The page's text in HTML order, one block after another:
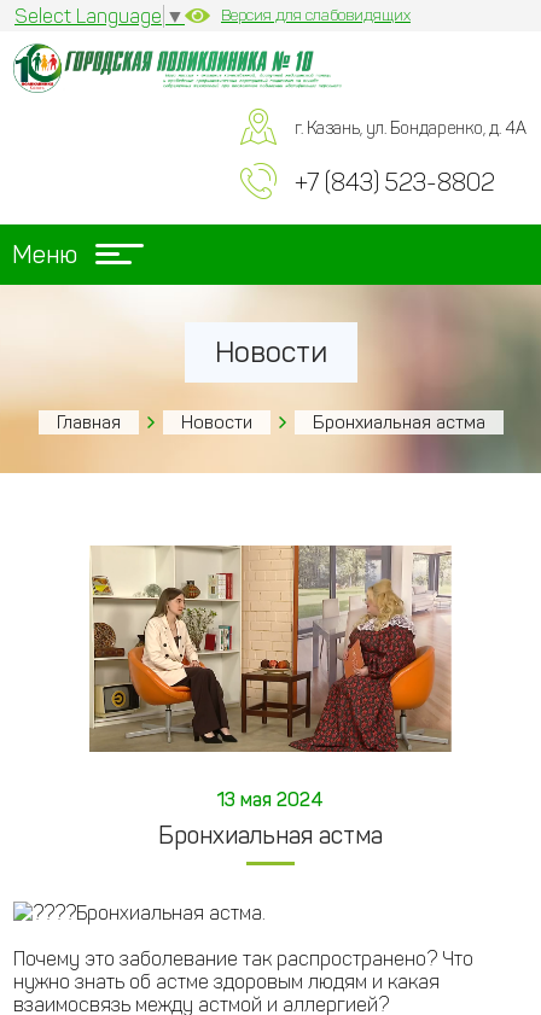
Select Language ▼ Версия для слабовидящих
г. Казань, ул. Бондаренко, д. 4А
+7 (843) 523-8802
Меню
Новости
Главная Новости Бронхиальная астма
13 мая 2024
Бронхиальная астма
Бронхиальная астма.
Почему это заболевание так распространено? Что
нужно знать об астме здоровым людям и какая
взаимосвязь между астмой и аллергией?